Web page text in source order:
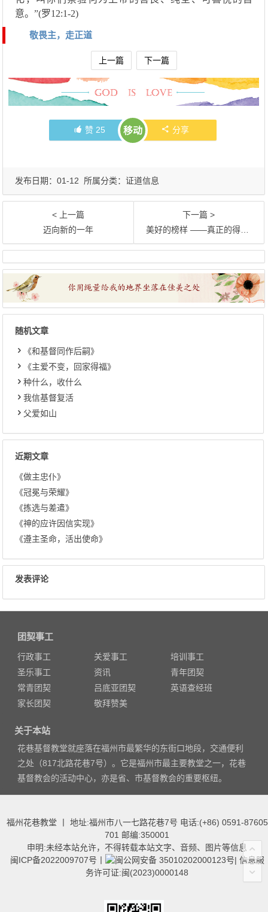
意。”(罗12:1-2)
敬畏主，走正道
上一篇 下一篇
赞 25 移动 分享
发布日期：01-12 所属分类：证道信息
< 上一篇
迈向新的一年
下一篇 >
美好的榜样 ——真正的得胜者约瑟
随机文章
《和基督同作后嗣》
《主爱不变，回家得福》
种什么，收什么
我信基督复活
父爱如山
近期文章
《做主忠仆》
《冠冕与荣耀》
《拣选与差遣》
《神的应许因信实现》
《遵主圣命，活出使命》
发表评论
团契事工
行政事工 关爱事工
培训事工
圣乐事工
资讯
青年团契
常青团契
吕底亚团契
英语查经班
家长团契
敬拜赞美
关于本站
花巷基督教堂就座落在福州市最繁华的东街口地段，交通便利
之处（817北路花巷7号）。它是福州市最主要教堂之一，花巷
基督教会的活动中心，亦是省、市基督教会的重要枢纽。
福州花巷教堂 丨 地址:福州市八一七路花巷7号 电话:(+86) 0591-87605
701 邮编:350001
申明:未经本站允许，不得转载本站文字、音频、图片等信息
闽ICP备2022009707号
闽公网安备 35010202000123号| 信息服
务许可证:闽(2023)0000148